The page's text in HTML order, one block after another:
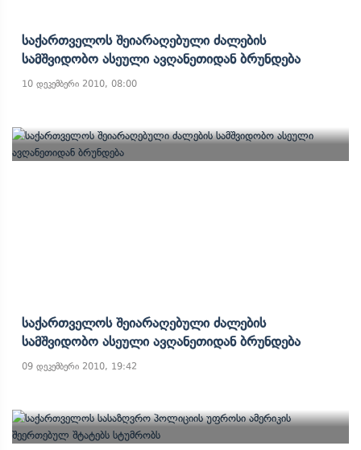
Საქართველოს Შეიარაღებული Ძალების
Სამშვიდობო Ასეული Ავღანეთიდან Ბრუნდება
10 დეკემბერი 2010, 08:00
Საქართველოს Შეიარაღებული Ძალების
Სამშვიდობო Ასეული Ავღანეთიდან Ბრუნდება
09 დეკემბერი 2010, 19:42